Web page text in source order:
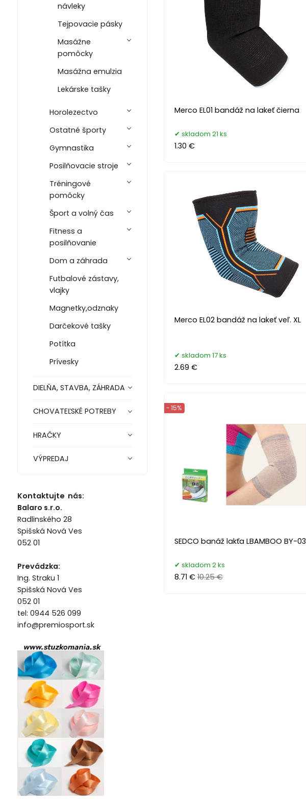
návleky
Tejpovacie pásky
Masážne
pomôcky
Masážna emulzia
Lekárske tašky
Horolezectvo
Ostatné športy
Gymnastika
Posilňovacie stroje
Tréningové
pomôcky
Šport a volný čas
Fitness a
posilňovanie
Dom a záhrada
Futbalové zástavy,
vlajky
Magnetky,odznaky
Darčekové tašky
Potítka
Prívesky
DIELŇA, STAVBA, ZÁHRADA
CHOVATEĽSKÉ POTREBY
HRAČKY
VÝPREDAJ
Kontaktujte nás:
Balaro s.r.o.
Radlinského 28
Spišská Nová Ves
052 01
Prevádzka:
Ing. Straku 1
Spišská Nová Ves
052 01
tel: 0944 526 099
info@premiosport.sk
Merco EL01 bandáž na lakeť čierna
skladom 21 ks
1.30 €
Merco EL02 bandáž na lakeť veľ. XL
skladom 17 ks
2.69 €
SEDCO banáž lakťa LBAMBOO BY-03
- 15%
skladom 2 ks
8.71 € 10.25 €